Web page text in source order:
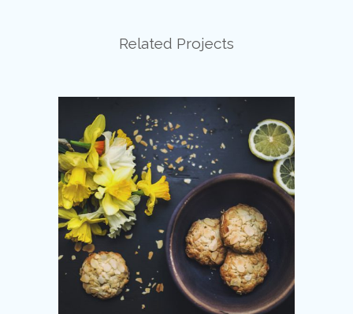
Related Projects